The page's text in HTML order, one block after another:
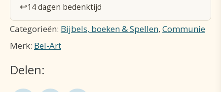
6
cm
aantal
↩️14 dagen bedenktijd
Categorieën: Bijbels, boeken & Spellen, Communie
Merk: Bel-Art
Delen: